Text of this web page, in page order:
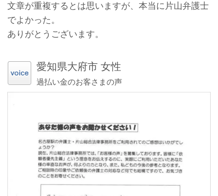
文章が重複するとは思いますが、本当に片山弁護士
でよかった。
ありがとうございます。
愛知県大府市 女性
過払い金のお客さまの声